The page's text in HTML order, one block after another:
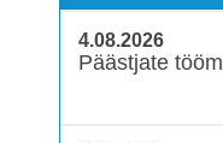
4.08.2026
Päästjate